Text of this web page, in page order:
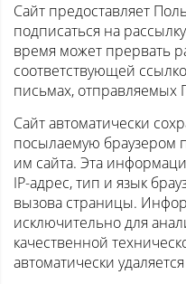
Сайт предоставляет
подписаться на
время может прервать
соответствующей
письмах, отправляемых
Сайт автоматически
посылаемую браузером
им сайта. Эта
IP-адрес, тип и язык
вызова страницы.
исключительно для
качественной
автоматически